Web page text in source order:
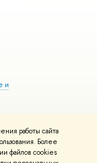
работы сайта
Более
файлов cookies
и